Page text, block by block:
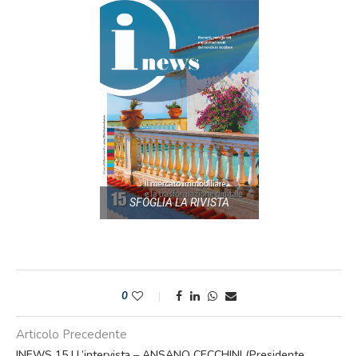
SFOGLIA LA RIVISTA
0
Articolo Precedente